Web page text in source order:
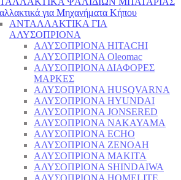
για Μηχανήματα Κήπου
ΑΝΤΑΛΛΑΚΤΙΚΑ ΓΙΑ
ΑΛΥΣΟΠΡΙΟΝΑ
ΑΛΥΣΟΠΡΙΟΝΑ HITACHI
ΑΛΥΣΟΠΡΙΟΝΑ Oleomac
ΑΛΥΣΟΠΡΙΟΝΑ ΔΙΑΦΟΡΕΣ
ΜΑΡΚΕΣ
ΑΛΥΣΟΠΡΙΟΝΑ HUSQVARNA
ΑΛΥΣΟΠΡΙΟΝΑ HYUNDAI
ΑΛΥΣΟΠΡΙΟΝΑ JONSERED
ΑΛΥΣΟΠΡΙΟΝΑ NAKAYAMA
ΑΛΥΣΟΠΡΙΟΝΑ ECHO
ΑΛΥΣΟΠΡΙΟΝΑ ZENOAH
ΑΛΥΣΟΠΡΙΟΝΑ MAKITA
ΑΛΥΣΟΠΡΙΟΝΑ SHINDAIWA
ΑΛΥΣΟΠΡΙΟΝΑ HOMELITE